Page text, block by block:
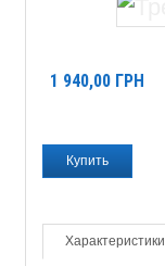
1 940,00 ГРН
Характеристики